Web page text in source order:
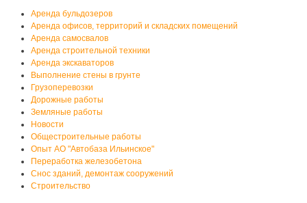
Аренда бульдозеров
Аренда офисов, территорий и складских помещений
Аренда самосвалов
Аренда строительной техники
Аренда экскаваторов
Выполнение стены в грунте
Грузоперевозки
Дорожные работы
Земляные работы
Новости
Общестроительные работы
Опыт АО "Автобаза Ильинское"
Переработка железобетона
Снос зданий, демонтаж сооружений
Строительство